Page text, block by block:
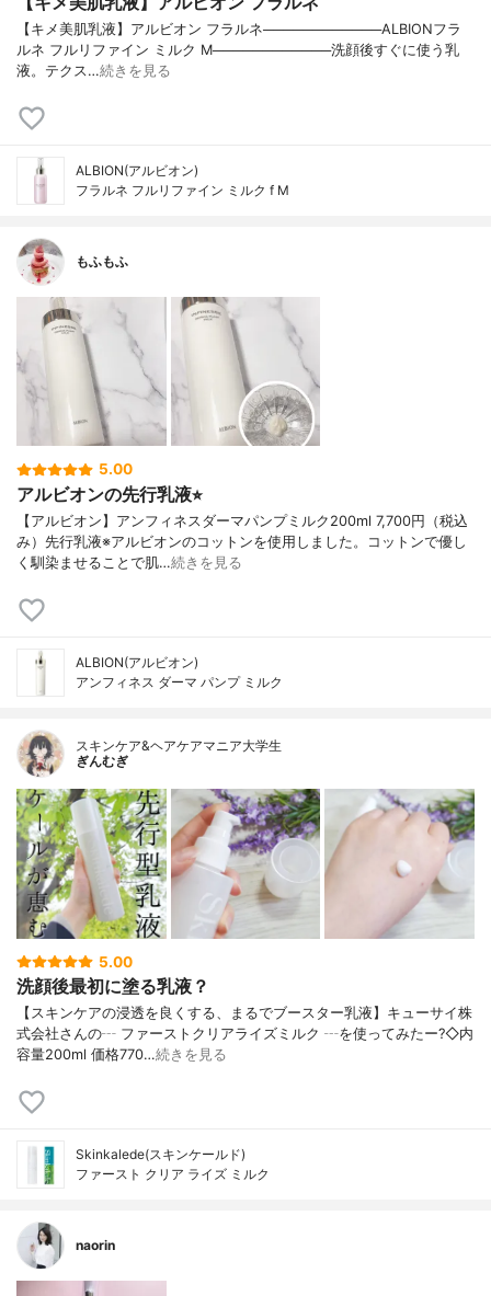
【キメ美肌乳液】アルビオン フラルネ────────────ALBIONフラ
ルネ フルリファイン ミルク M────────────洗顔後すぐに使う乳
液。テクス…続きを見る
ALBION(アルビオン)
フラルネ フルリファイン ミルク f M
もふもふ
5.00
アルビオンの先行乳液⭐︎
【アルビオン】アンフィネスダーマパンプミルク200ml 7,700円（税込
み）先行乳液※アルビオンのコットンを使用しました。コットンで優し
く馴染ませることで肌…続きを見る
ALBION(アルビオン)
アンフィネス ダーマ パンプ ミルク
スキンケア&ヘアケアマニア大学生
ぎんむぎ
5.00
洗顔後最初に塗る乳液？
【スキンケアの浸透を良くする、まるでブースター乳液】キューサイ株
式会社さんの┄ ファーストクリアライズミルク ┄を使ってみたー?◇内
容量200ml 価格770…続きを見る
Skinkalede(スキンケールド)
ファースト クリア ライズ ミルク
naorin